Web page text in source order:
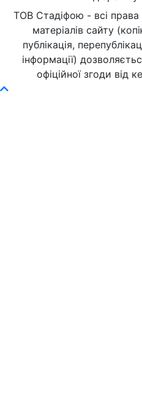
ТОВ Стадіфою - всі права
матеріалів сайту
публікація,
інформації)
офіційної згоди від